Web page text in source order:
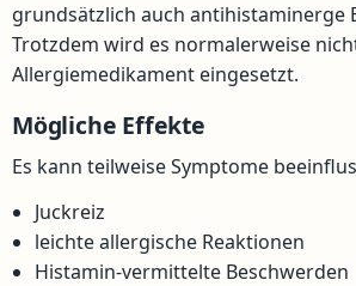
grundsätzlich auch antihistaminerge
Trotzdem wird es normalerweise
Allergiemedikament eingesetzt.
Mögliche Effekte
Es kann teilweise Symptome
Juckreiz
leichte allergische Reaktionen
Histamin-vermittelte Beschwerden